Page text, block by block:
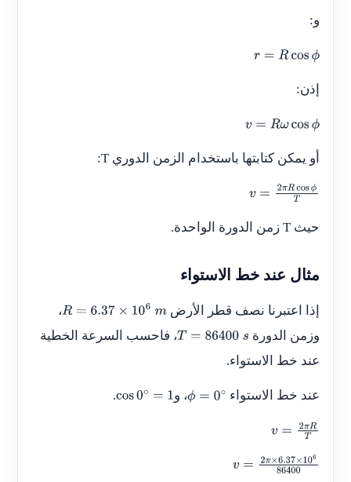
و:
r =R cosϕ
إذن:
v =R ωcosϕ
أو يمكن كتابتها باستخدام الزمن الدوري T
:
v =2 πRcosϕ
T
حيث Tزمن الدورة الواحدة.
مثال عند خط الاستواء
إذا اعتبرنا نصف قطر الأرض R =6.37×106m
،
وزمن الدورة
T =86400s
، فاحسب السرعة الخطية
عند خط الاستواء.
عند خط الاستواء ϕ =0 ∘ ، و cos0∘ =1
.
v =2 πRT
v =2 π×6.37×10